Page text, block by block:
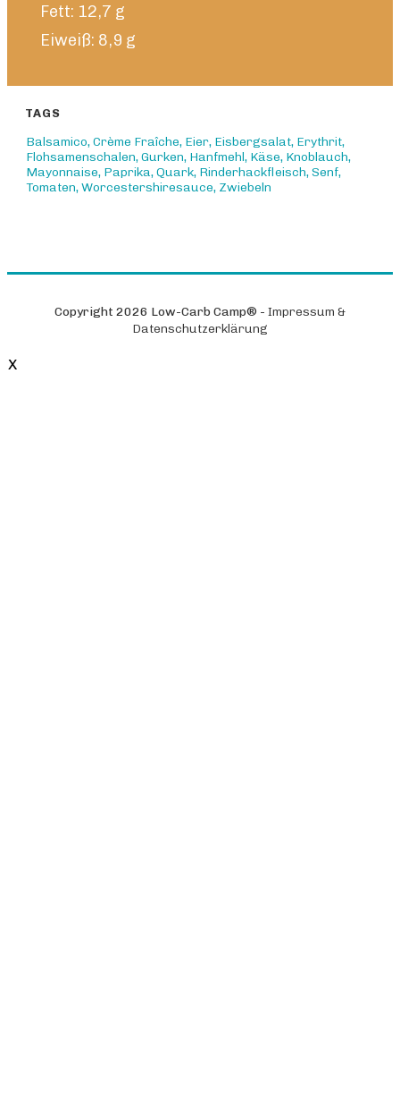
Fett: 12,7 g
Eiweiß: 8,9 g
TAGS
Balsamico,Crème Fraîche, Eier, Eisbergsalat, Erythrit,
Flohsamenschalen,Gurken, Hanfmehl, Käse, Knoblauch,
Mayonnaise, Paprika,Quark, Rinderhackfleisch,Senf,
Tomaten,Worcestershiresauce, Zwiebeln
Copyright 2026 Low-Carb Camp® - Impressum &
Datenschutzerklärung
X